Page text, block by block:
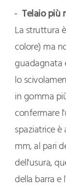
Telaio più
La struttura
colore) ma
guadagnata
lo
in gomma
confermare
spaziatrice è
mm, al pari
dell'usura,
della barra